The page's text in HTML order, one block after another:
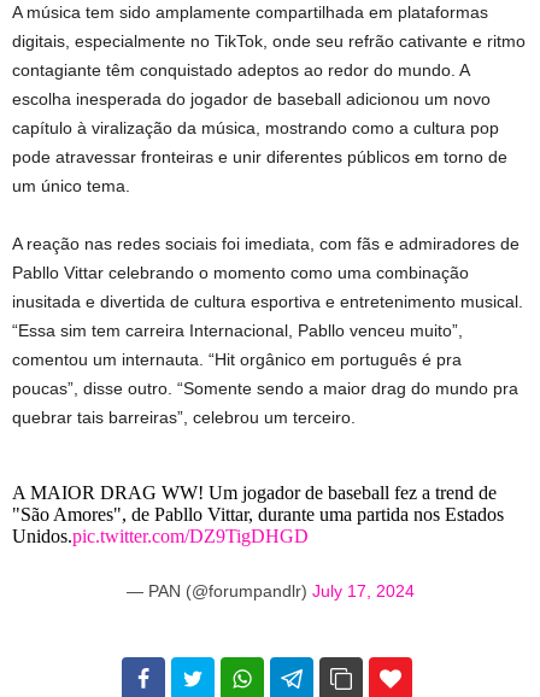
A música tem sido amplamente compartilhada em plataformas
digitais, especialmente no TikTok, onde seu refrão cativante e ritmo
contagiante têm conquistado adeptos ao redor do mundo. A
escolha inesperada do jogador de baseball adicionou um novo
capítulo à viralização da música, mostrando como a cultura pop
pode atravessar fronteiras e unir diferentes públicos em torno de
um único tema.
A reação nas redes sociais foi imediata, com fãs e admiradores de
Pabllo Vittar celebrando o momento como uma combinação
inusitada e divertida de cultura esportiva e entretenimento musical.
“Essa sim tem carreira Internacional, Pabllo venceu muito”,
comentou um internauta. “Hit orgânico em português é pra
poucas”, disse outro. “Somente sendo a maior drag do mundo pra
quebrar tais barreiras”, celebrou um terceiro.
A MAIOR DRAG WW! Um jogador de baseball fez a trend de
"São Amores", de Pabllo Vittar, durante uma partida nos Estados
Unidos.pic.twitter.com/DZ9TigDHGD
— PAN (@forumpandlr) July 17, 2024
102 35